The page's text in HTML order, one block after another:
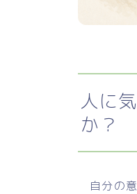
人に
か？
自分の意